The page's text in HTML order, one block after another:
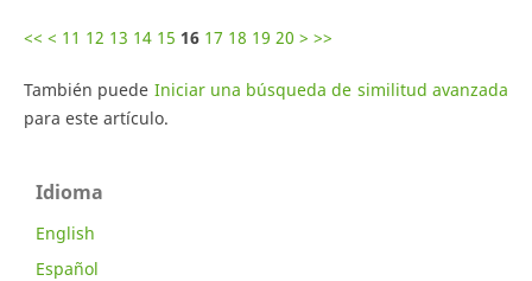
<< < 11 12 13 14 15 16 17 18 19 20 > >>
También puede Iniciar una búsqueda de similitud avanzada
para este artículo.
Idioma
English
Español